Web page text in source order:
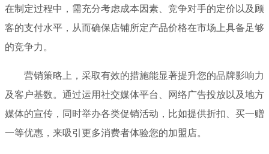
在制定过程中，需充分考虑成本因素、竞争对手的定价以及顾
客的支付水平，从而确保店铺所定产品价格在市场上具备足够
的竞争力。
营销策略上，采取有效的措施能显著提升您的品牌影响力
及客户基数。通过运用社交媒体平台、网络广告投放以及地方
媒体的宣传，同时举办各类促销活动，比如提供折扣、买一赠
一等优惠，来吸引更多消费者体验您的加盟店。